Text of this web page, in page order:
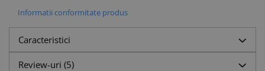
Informatii conformitate produs
Caracteristici
Review-uri (5)